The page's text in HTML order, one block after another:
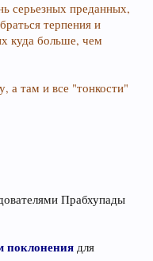
серьезных преданных,
терпения и
куда больше, чем
а там и все "тонкости"
Прабхупады
поклонения для